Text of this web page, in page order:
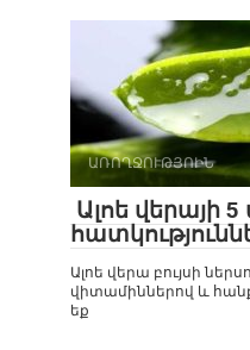
ԱՌՈՂՋՈՒԹՅՈԻՆ
Ալոե վերայի
Ալոե վերա բույսի
վիտամիններով և
եք